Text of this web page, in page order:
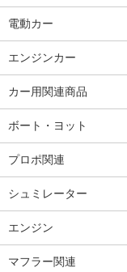
電動カー
エンジンカー
カー用関連商品
ボート・ヨット
プロポ関連
シュミレーター
エンジン
マフラー関連